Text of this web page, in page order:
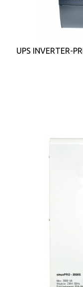
UPS INVERTER-